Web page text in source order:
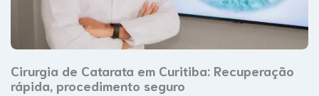
Cirurgia de Catarata em Curitiba: Recuperação
rápida, procedimento seguro